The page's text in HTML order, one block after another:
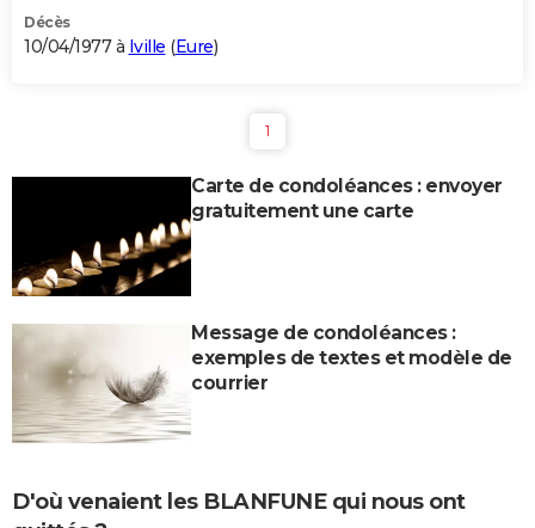
Décès
10/04/1977 à Iville (Eure)
1
Carte de condoléances : envoyer
gratuitement une carte
Message de condoléances :
exemples de textes et modèle de
courrier
D'où venaient les BLANFUNE qui nous ont